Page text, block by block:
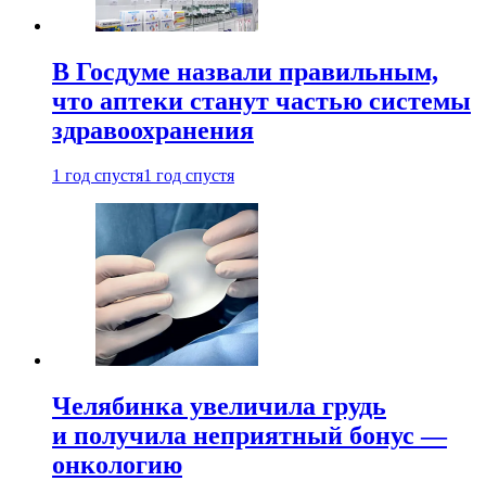
В Госдуме назвали правильным,
что аптеки станут частью системы
здравоохранения
1 год спустя1 год спустя
Челябинка увеличила грудь
и получила неприятный бонус —
онкологию